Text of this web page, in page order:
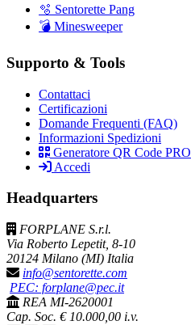
🫧 Sentorette Pang
💣 Minesweeper
Supporto & Tools
Contattaci
Certificazioni
Domande Frequenti (FAQ)
Informazioni Spedizioni
Generatore QR Code PRO
Accedi
Headquarters
FORPLANE S.r.l.
Via Roberto Lepetit, 8-10
20124 Milano (MI) Italia
info@sentorette.com
PEC: forplane@pec.it
REA MI-2620001
Cap. Soc. € 10.000,00 i.v.